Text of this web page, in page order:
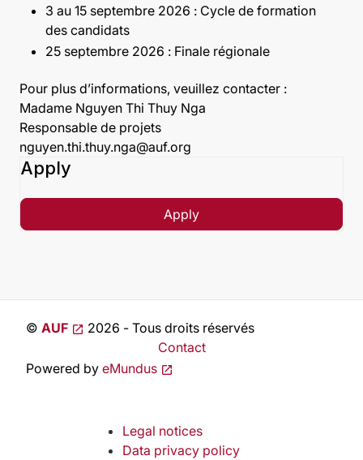
3 au 15 septembre 2026 : Cycle de formation
des candidats
25 septembre 2026 : Finale régionale
Pour plus d’informations, veuillez contacter :
Madame Nguyen Thi Thuy Nga
Responsable de projets
nguyen.thi.thuy.nga@auf.org
Apply
Apply
© AUF
2026 - Tous droits réservés
Contact
Powered by eMundus
Legal notices
Data privacy policy